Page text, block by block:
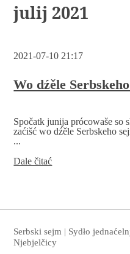
julij 2021
2021-07-10 21:17
Wo dźěle
Spočatk junija prócowaše so
zaćišć wo dźěle Serbskeho
...
Dale čitaćWo
Serbski sejm | Sydło
Njebjelčicy